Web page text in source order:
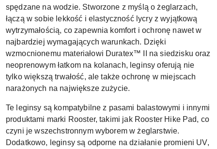
spędzane na wodzie. Stworzone z myślą o żeglarzach,
łączą w sobie lekkość i elastyczność lycry z wyjątkową
wytrzymałością, co zapewnia komfort i ochronę nawet w
najbardziej wymagających warunkach. Dzięki
wzmocnionemu materiałowi Duratex™ II na siedzisku oraz
neoprenowym łatkom na kolanach, leginsy oferują nie
tylko większą trwałość, ale także ochronę w miejscach
narażonych na największe zużycie.
Te leginsy są kompatybilne z pasami balastowymi i innymi
produktami marki Rooster, takimi jak Rooster Hike Pad, co
czyni je wszechstronnym wyborem w żeglarstwie.
Dodatkowo, leginsy są odporne na działanie promieni UV,